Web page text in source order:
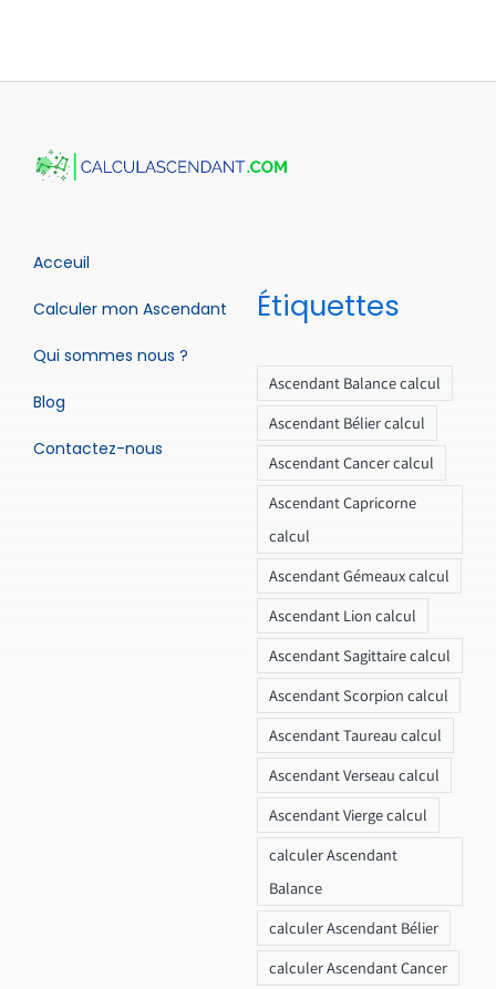
Acceuil
Calculer mon Ascendant
Qui sommes nous ?
Blog
Contactez-nous
Étiquettes
Ascendant Balance calcul
Ascendant Bélier calcul
Ascendant Cancer calcul
Ascendant Capricorne
calcul
Ascendant Gémeaux calcul
Ascendant Lion calcul
Ascendant Sagittaire calcul
Ascendant Scorpion calcul
Ascendant Taureau calcul
Ascendant Verseau calcul
Ascendant Vierge calcul
calculer Ascendant
Balance
calculer Ascendant Bélier
calculer Ascendant Cancer